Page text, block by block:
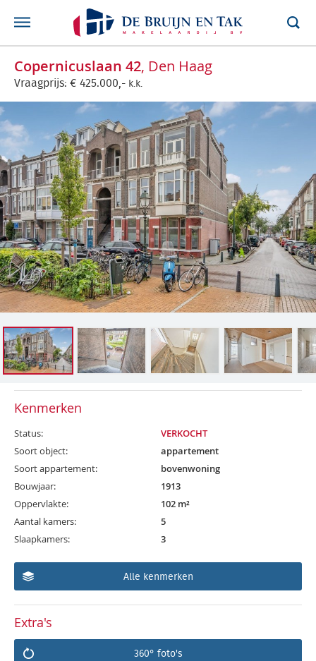
Copernicuslaan 42, Den Haag
Vraagprijs: € 425.000,- k.k.
Kenmerken
Status:
VERKOCHT
Soort object:
appartement
Soort appartement:
bovenwoning
Bouwjaar:
1913
Oppervlakte:
102 m²
Aantal kamers:
5
Slaapkamers:
3
Alle kenmerken
Extra's
360° foto's